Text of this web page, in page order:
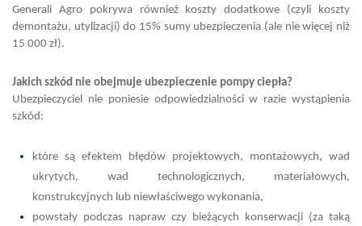
Generali Agro pokrywa również koszty dodatkowe (czyli koszty
demontażu, utylizacji) do 15% sumy ubezpieczenia (ale nie więcej niż
15 000 zł).
Jakich szkód nie obejmuje ubezpieczenie pompy ciepła?
Ubezpieczyciel nie poniesie odpowiedzialności w razie wystąpienia
szkód:
które są efektem błędów projektowych, montażowych, wad
ukrytych, wad technologicznych, materiałowych,
konstrukcyjnych lub niewłaściwego wykonania,
powstały podczas napraw czy bieżących konserwacji (za taką